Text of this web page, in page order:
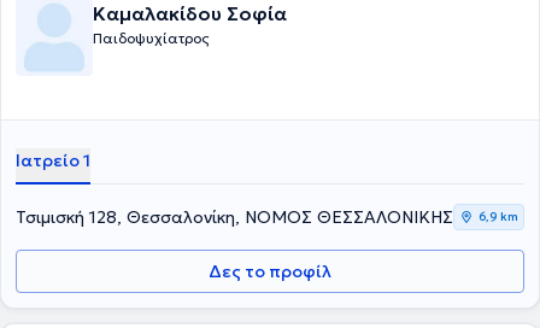
Καμαλακίδου Σοφία
Παιδοψυχίατρος
Ιατρείο 1
Τσιμισκή 128, Θεσσαλονίκη, ΝΟΜΟΣ ΘΕΣΣΑΛΟΝΙΚΗΣ 6,9 km
Δες το προφίλ